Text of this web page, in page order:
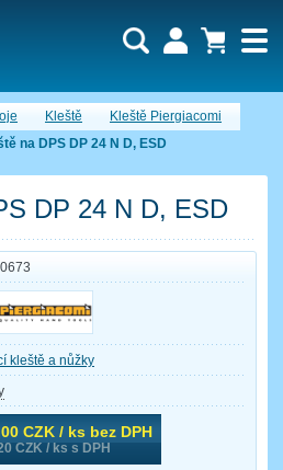
Kleště
Kleště Piergiacomi
na DPS DP 24 N D, ESD
DP 24 N D, ESD
kleště a nůžky
CZK / ks bez DPH
CZK / ks s DPH
košík je momentálně prázdný.
0
0,00 CZK
heslo Nová registrace